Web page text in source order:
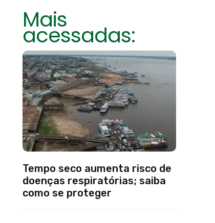
Mais
acessadas:
Tempo seco aumenta risco de
doenças respiratórias; saiba
como se proteger